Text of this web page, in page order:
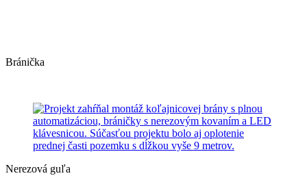
Bránička
Nerezová guľa